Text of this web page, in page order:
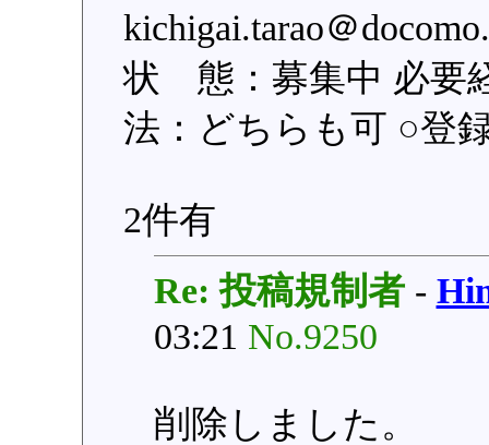
kichigai.tarao＠
状 態：募集中 必要
法：どちらも可 ○登
2件有
Re: 投稿規制者-
03:21 No.9250
削除しました。